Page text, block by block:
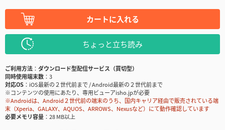
カートに入れる
ちょっと立ち読み
ご利用方法
ダウンロード型配信サービス（買切型）
同時使用端末数
3
対応OS
iOS最新の２世代前まで / Android最新の２世代前まで
※コンテンツの使用にあたり、専用ビューアisho.jpが必要
※Androidは、Android２世代前の端末のうち、国内キャリア経由で販売されている端
末（Xperia、GALAXY、AQUOS、ARROWS、Nexusなど）にて動作確認しています
必要メモリ容量
28 MB以上